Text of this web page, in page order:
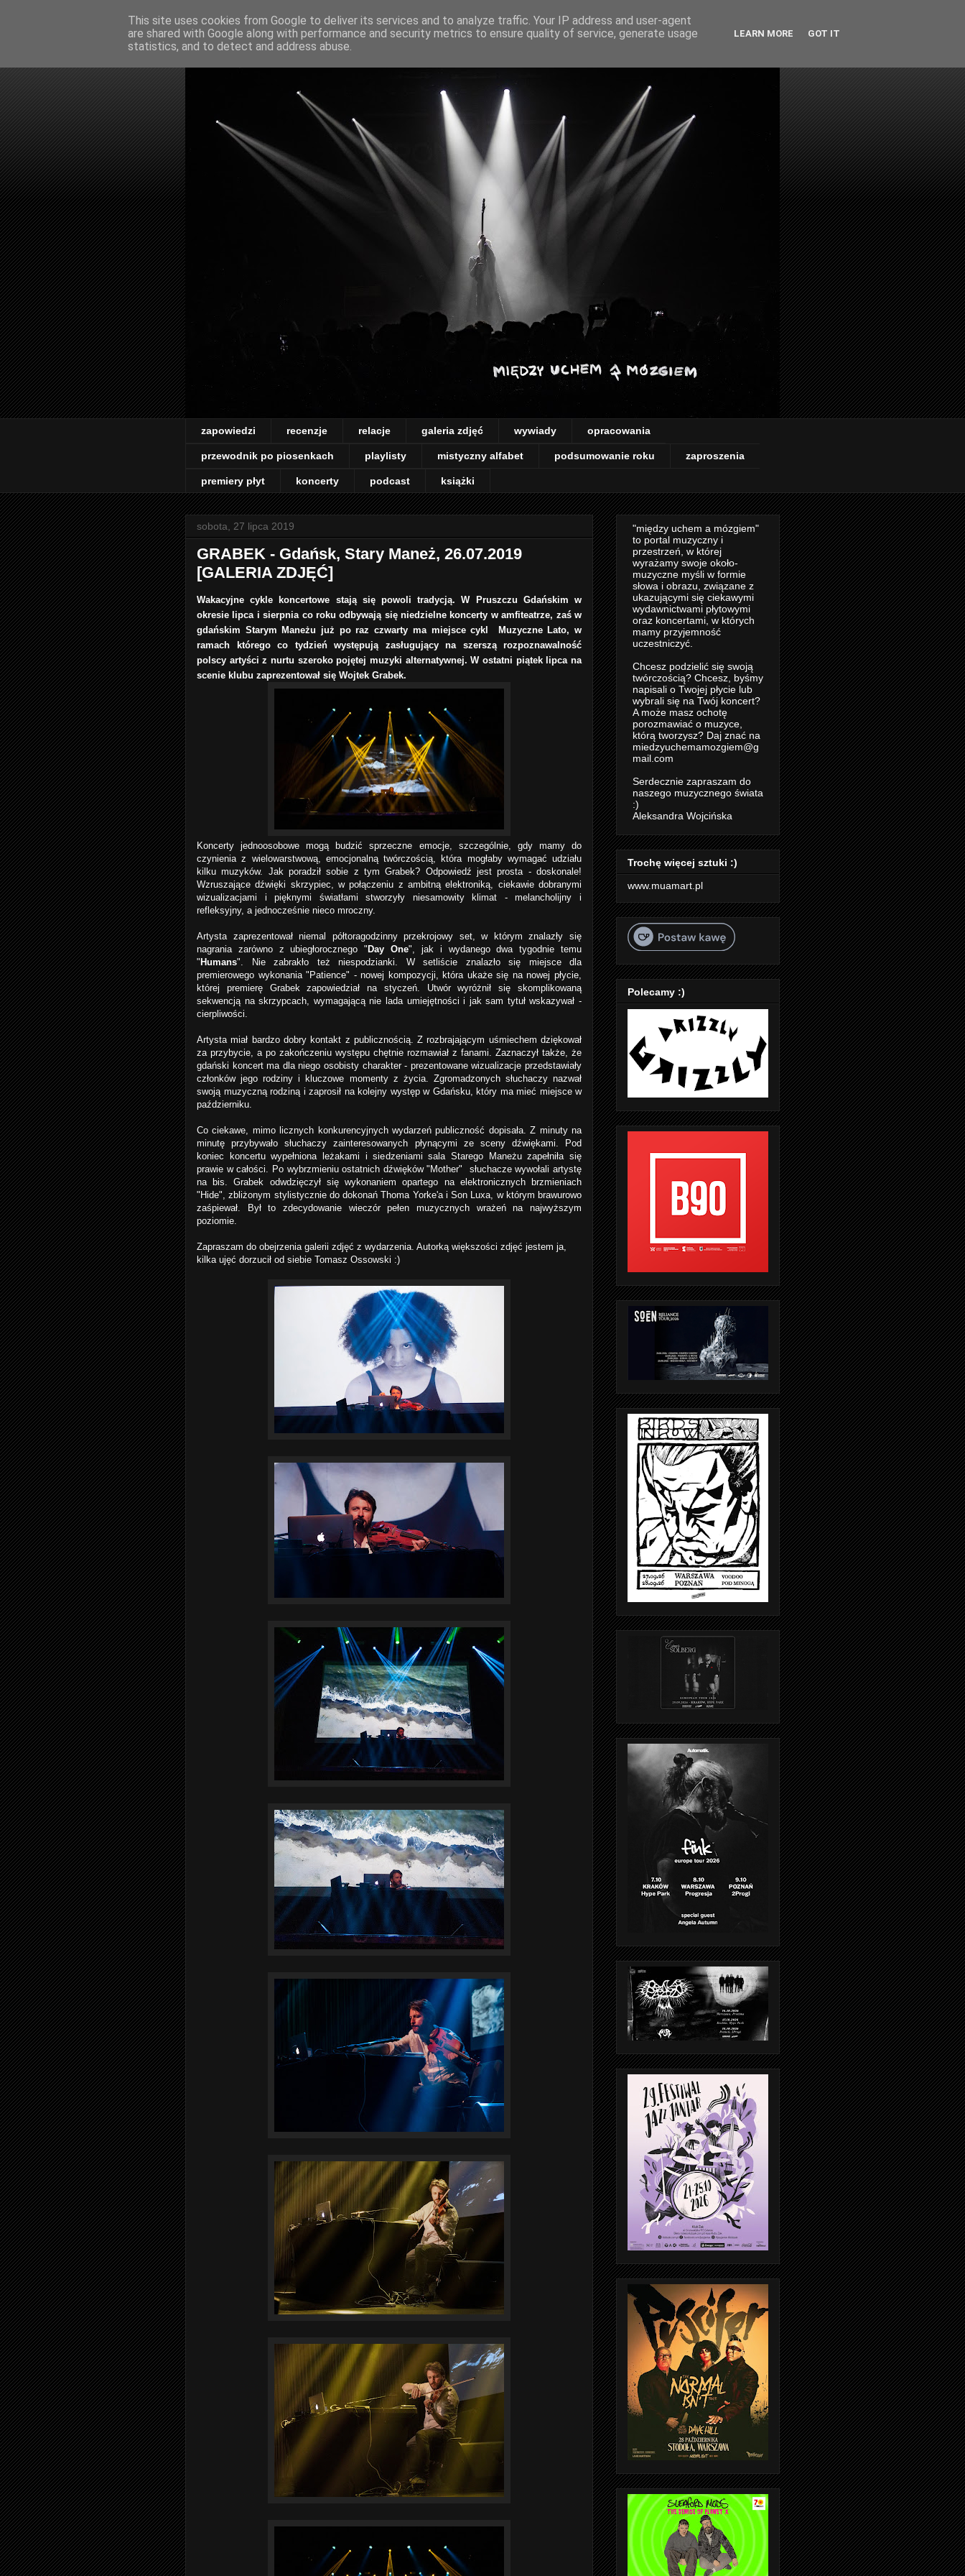
zapowiedzi recenzje relacje galeria zdjęć wywiady opracowania
przewodnik po piosenkach playlisty mistyczny alfabet podsumowanie roku zaproszenia
premiery płyt koncerty podcast książki
sobota, 27 lipca 2019
GRABEK - Gdańsk, Stary Maneż, 26.07.2019
[GALERIA ZDJĘĆ]
Wakacyjne cykle koncertowe stają się powoli tradycją. W Pruszczu Gdańskim w
okresie lipca i sierpnia co roku odbywają się niedzielne koncerty w amfiteatrze, zaś w
gdańskim Starym Maneżu już po raz czwarty ma miejsce cykl Muzyczne Lato, w
ramach którego co tydzień występują zasługujący na szerszą rozpoznawalność
polscy artyści z nurtu szeroko pojętej muzyki alternatywnej. W ostatni piątek lipca na
scenie klubu zaprezentował się Wojtek Grabek.
Koncerty jednoosobowe mogą budzić sprzeczne emocje, szczególnie, gdy mamy do
czynienia z wielowarstwową, emocjonalną twórczością, która mogłaby wymagać udziału
kilku muzyków. Jak poradził sobie z tym Grabek? Odpowiedź jest prosta - doskonale!
Wzruszające dźwięki skrzypiec, w połączeniu z ambitną elektroniką, ciekawie dobranymi
wizualizacjami i pięknymi światłami stworzyły niesamowity klimat - melancholijny i
refleksyjny, a jednocześnie nieco mroczny.
Artysta zaprezentował niemal półtoragodzinny przekrojowy set, w którym znalazły się
nagrania zarówno z ubiegłorocznego " Day One", jak i wydanego dwa tygodnie temu
" Humans". Nie zabrakło też niespodzianki. W setliście znalazło się miejsce dla
premierowego wykonania "Patience" - nowej kompozycji, która ukaże się na nowej płycie,
której premierę Grabek zapowiedział na styczeń. Utwór wyróżnił się skomplikowaną
sekwencją na skrzypcach, wymagającą nie lada umiejętności i jak sam tytuł wskazywał -
cierpliwości.
Artysta miał bardzo dobry kontakt z publicznością. Z rozbrajającym uśmiechem dziękował
za przybycie, a po zakończeniu występu chętnie rozmawiał z fanami. Zaznaczył także, że
gdański koncert ma dla niego osobisty charakter - prezentowane wizualizacje przedstawiały
członków jego rodziny i kluczowe momenty z życia. Zgromadzonych słuchaczy nazwał
swoją muzyczną rodziną i zaprosił na kolejny występ w Gdańsku, który ma mieć miejsce w
październiku.
Co ciekawe, mimo licznych konkurencyjnych wydarzeń publiczność dopisała. Z minuty na
minutę przybywało słuchaczy zainteresowanych płynącymi ze sceny dźwiękami. Pod
koniec koncertu wypełniona leżakami i siedzeniami sala Starego Maneżu zapełniła się
prawie w całości. Po wybrzmieniu ostatnich dźwięków "Mother" słuchacze wywołali artystę
na bis. Grabek odwdzięczył się wykonaniem opartego na elektronicznych brzmieniach
"Hide", zbliżonym stylistycznie do dokonań Thoma Yorke'ai Son Luxa, w którym brawurowo
zaśpiewał. Był to zdecydowanie wieczór pełen muzycznych wrażeń na najwyższym
poziomie.
Zapraszam do obejrzenia galerii zdjęć z wydarzenia. Autorką większości zdjęć jestem ja,
kilka ujęć dorzucił od siebie Tomasz Ossowski :)
"między uchem a mózgiem"
to portal muzyczny i
przestrzeń, w której
wyrażamy swoje około-
muzyczne myśli w formie
słowa i obrazu, związane z
ukazującymi się ciekawymi
wydawnictwami płytowymi
oraz koncertami, w których
mamy przyjemność
uczestniczyć.
Chcesz podzielić się swoją
twórczością? Chcesz, byśmy
napisali o Twojej płycie lub
wybrali się na Twój koncert?
A może masz ochotę
porozmawiać o muzyce,
którą tworzysz? Daj znać na
miedzyuchemamozgiem@g
mail.com
Serdecznie zapraszam do
naszego muzycznego świata
:)
Aleksandra Wojcińska
Trochę więcej sztuki :)
www.muamart.pl
Polecamy :)
This site uses cookies from Google to deliver its services and to analyze traffic. Your IP address and user-agent
are shared with Google along with performance and security metrics to ensure quality of service, generate usage
statistics, and to detect and address abuse.
LEARN MORE GOT IT